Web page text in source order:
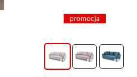
promocja